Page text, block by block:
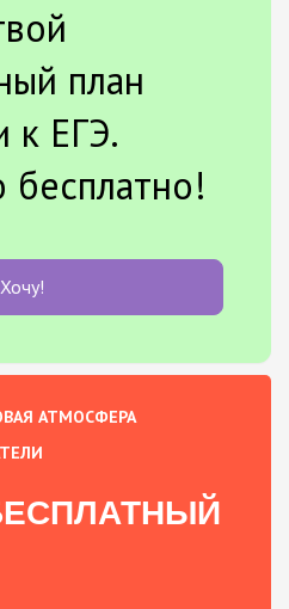
план
к ЕГЭ.
Хочу!
АТМОСФЕРА